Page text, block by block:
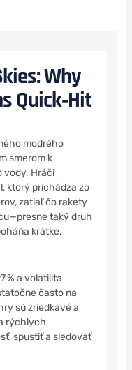
Why
Quick‑Hit
modrého
smerom k
vody. Hráči
ktorý prichádza zo
zatiaľ čo rakety
taký druh
krátke,
% a volatilita
často na
sú zriedkavé a
rýchlych
spustiť a sledovať